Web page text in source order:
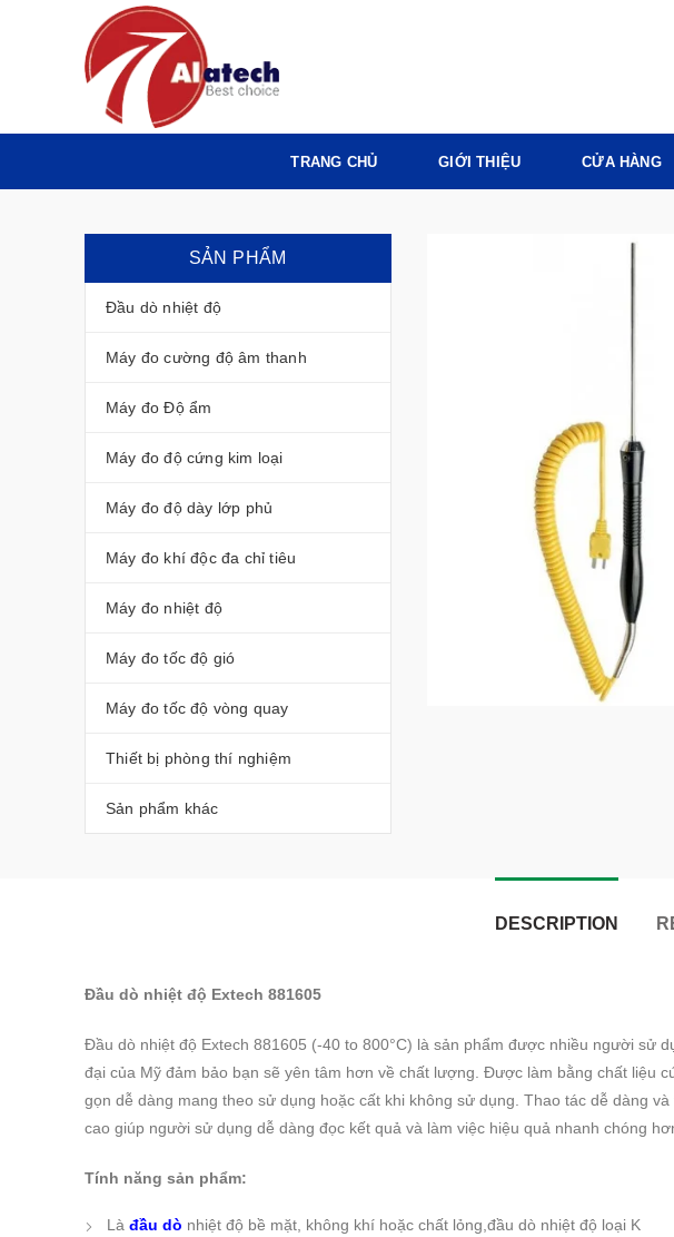
TRANG CHỦ GIỚI THIỆU CỬA HÀNG
SẢN PHẨM
Đầu dò nhiệt độ
Máy đo cường độ âm thanh
Máy đo Độ ẩm
Máy đo độ cứng kim loại
Máy đo độ dày lớp phủ
Máy đo khí độc đa chỉ tiêu
Máy đo nhiệt độ
Máy đo tốc độ gió
Máy đo tốc độ vòng quay
Thiết bị phòng thí nghiệm
Sản phẩm khác
DESCRIPTION
Đầu dò nhiệt độ Extech 881605
Đầu dò nhiệt độ Extech 881605 (-40 to 800°C) là sản phẩm được nhiều người sử
đại của Mỹ đảm bảo bạn sẽ yên tâm hơn về chất lượng. Được làm bằng chất liệu
gọn dễ dàng mang theo sử dụng hoặc cất khi không sử dụng. Thao tác dễ dàng
cao giúp người sử dụng dễ dàng đọc kết quả và làm việc hiệu quả nhanh chóng
Tính năng sản phẩm:
Là đầu dò nhiệt độ bề mặt, không khí hoặc chất lỏng,đầu dò nhiệt độ loại K